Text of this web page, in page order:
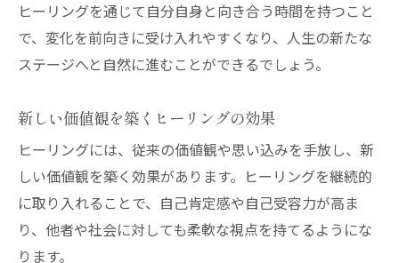
ヒーリングを通じて自分自身と向き合う時間を持つこと
で、変化を前向きに受け入れやすくなり、人生の新たな
ステージへと自然に進むことができるでしょう。
新しい価値観を築くヒーリングの効果
ヒーリングには、従来の価値観や思い込みを手放し、新
しい価値観を築く効果があります。ヒーリングを継続的
に取り入れることで、自己肯定感や自己受容力が高ま
り、他者や社会に対しても柔軟な視点を持てるようにな